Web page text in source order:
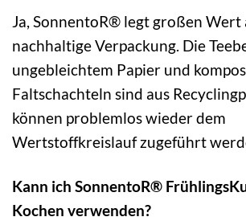
Ja, SonnentoR® legt großen Wert
nachhaltige Verpackung. Die
ungebleichtem Papier und
Faltschachteln sind aus
können problemlos wieder dem
Wertstoffkreislauf zugeführt
Kann ich SonnentoR®
Kochen verwenden?